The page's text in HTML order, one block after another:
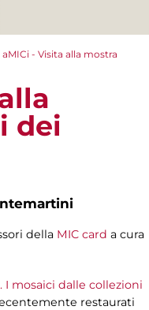
aMICi - Visita alla mostra
dei
della MIC card a cura
I mosaici dalle collezioni
restaurati